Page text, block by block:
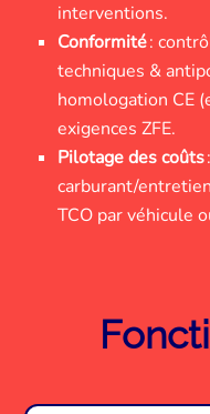
interventions.
Conformité:
techniques &
homologation CE
exigences ZFE.
Pilotage des coûts
carburant/
TCO par véhicule